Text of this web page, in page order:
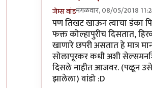
जेम्स वांडमंगळवार, 08/05/2018
In reply to+१byसस्नेह
पण तिखट खाऊन त्याचा डंका
फक्त कोल्हापुरीच दिसतात,
खाणारे छपरी असतात हे मात्र
सोलापूरकर कधी अशी
दिसले नाहीत आजवर. (पळून
झालेला) वांडो :D